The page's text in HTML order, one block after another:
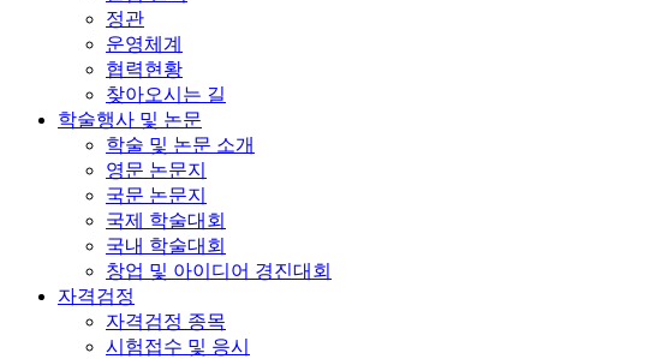
정관
운영체계
협력현황
찾아오시는 길
학술행사 및 논문
학술 및 논문 소개
영문 논문지
국문 논문지
국제 학술대회
국내 학술대회
창업 및 아이디어 경진대회
자격검정
자격검정 종목
시험접수 및 응시